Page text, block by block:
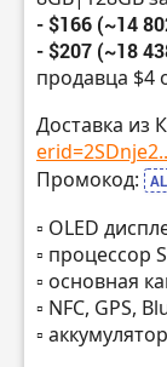
- $166 (~14
- $207 (~18
продавца $4
Доставка из
Промокод:
▫️ OLED
▫️ процессор
▫️ основная
▫️ NFC, GPS,
▫️